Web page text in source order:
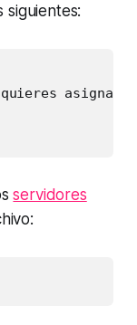
siguientes:
asignar-
servidores